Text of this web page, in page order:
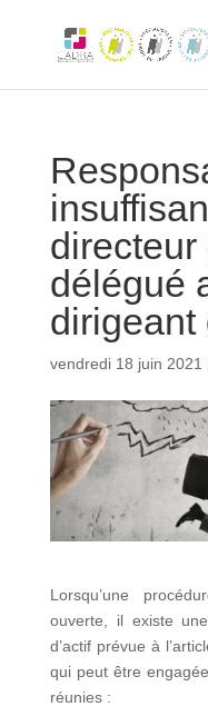
directeur
délégué
dirigeant
vendredi 18 juin 2021
Lorsqu’une
ouverte, il existe
d’actif prévue à
qui peut être
réunies :